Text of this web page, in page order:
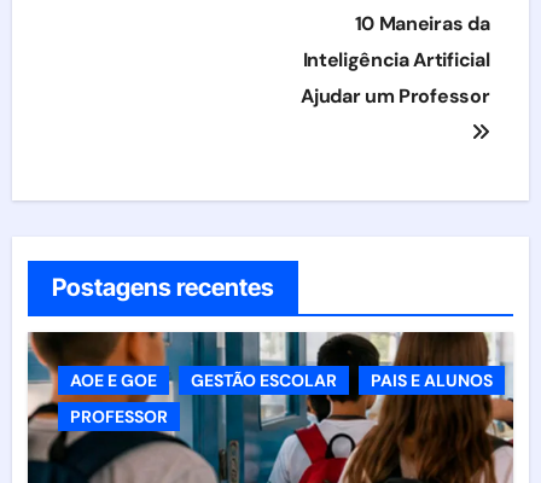
10 Maneiras da
Inteligência Artificial
Ajudar um Professor
Postagens recentes
AOE E GOE GESTÃO ESCOLAR
PAIS E ALUNOS
PROFESSOR